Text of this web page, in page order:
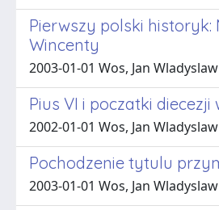
Pierwszy polski historyk:
Wincenty
2003-01-01 Wos, Jan Wladyslaw
Pius VI i poczatki diecezji
2002-01-01 Wos, Jan Wladyslaw
Pochodzenie tytulu
2003-01-01 Wos, Jan Wladyslaw